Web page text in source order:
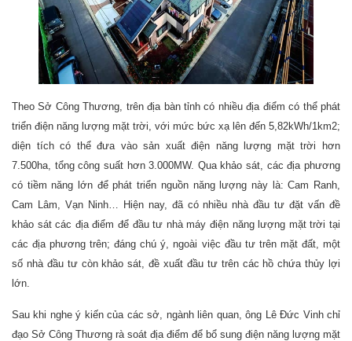
Theo Sở Công Thương, trên địa bàn tỉnh có nhiều địa điểm có thể phát
triển điện năng lượng mặt trời, với mức bức xạ lên đến 5,82kWh/1km2;
diện tích có thể đưa vào sản xuất điện năng lượng mặt trời hơn
7.500ha, tổng công suất hơn 3.000MW. Qua khảo sát, các địa phương
có tiềm năng lớn để phát triển nguồn năng lượng này là: Cam Ranh,
Cam Lâm, Vạn Ninh… Hiện nay, đã có nhiều nhà đầu tư đặt vấn đề
khảo sát các địa điểm để đầu tư nhà máy điện năng lượng mặt trời tại
các địa phương trên; đáng chú ý, ngoài việc đầu tư trên mặt đất, một
số nhà đầu tư còn khảo sát, đề xuất đầu tư trên các hồ chứa thủy lợi
lớn.
Sau khi nghe ý kiến của các sở, ngành liên quan, ông Lê Đức Vinh chỉ
đạo Sở Công Thương rà soát địa điểm để bổ sung điện năng lượng mặt